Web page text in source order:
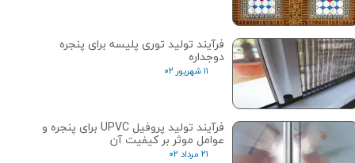
فرآیند تولید توری پلیسه برای پنجره
دوجداره
۱۱ شهریور ۰۲
فرآیند تولید پروفیل UPVC برای پنجره و
عوامل موثر بر کیفیت آن
۲۱ مرداد ۰۲